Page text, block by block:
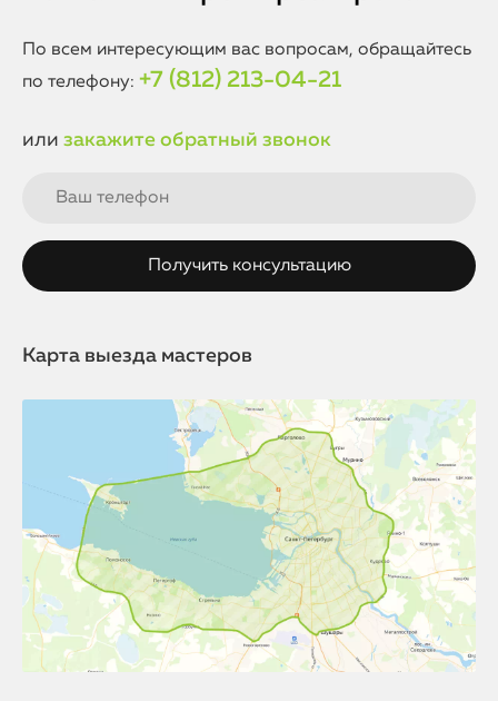
По всем интересующим вас вопросам, обращайтесь
по телефону: +7 (812) 213-04-21
или закажите обратный звонок
Карта выезда мастеров